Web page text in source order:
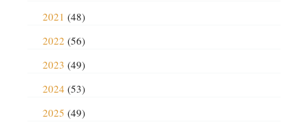
2021 (48)
2022 (56)
2023 (49)
2024 (53)
2025 (49)